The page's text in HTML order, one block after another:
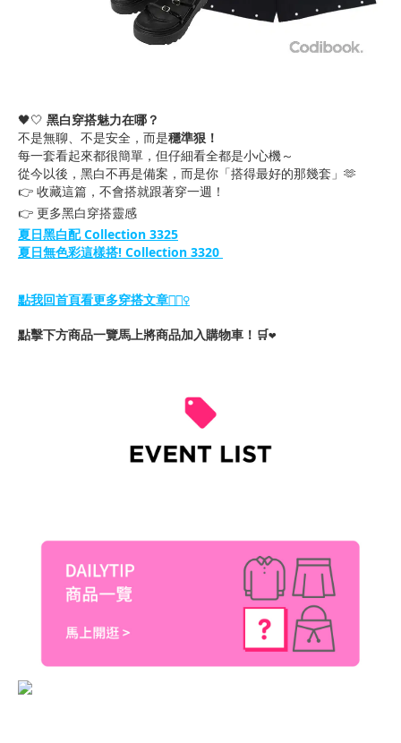
🖤🤍 黑白穿搭魅力在哪？
不是無聊、不是安全，而是穩準狠！
每一套看起來都很簡單，但仔細看全都是小心機～
從今以後，黑白不再是備案，而是你「搭得最好的那幾套」🫶
👉 收藏這篇，不會搭就跟著穿一週！
👉 更多黑白穿搭靈感
夏日黑白配 Collection 3325
夏日無色彩這樣搭! Collection 3320
點我回首頁看更多穿搭文章💁🏻‍♀️
點擊下方商品一覽馬上將商品加入購物車！🛒❤️